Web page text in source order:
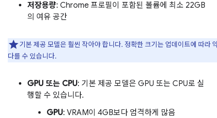
저장용량: Chrome 프로필이 포함된 볼륨에 최소 22GB
의 여유 공간
기본 제공 모델은 훨씬 작아야 합니다. 정확한 크기는 업데이트에 따라
다를 수 있습니다.
GPU 또는 CPU: 기본 제공 모델은 GPU 또는 CPU로 실
행할 수 있습니다.
GPU: VRAM이 4GB보다 엄격하게 많음